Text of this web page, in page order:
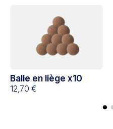
Balle en liège x10
12,70 €